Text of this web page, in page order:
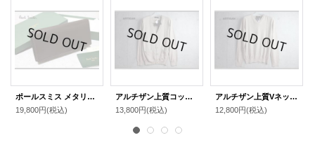
ポールスミス メタリックインサイド長財布
19,800円(税込)
アルチザン上質コットンカーディガン
13,800円(税込)
アルチザン上質Vネックニット
12,800円(税込)